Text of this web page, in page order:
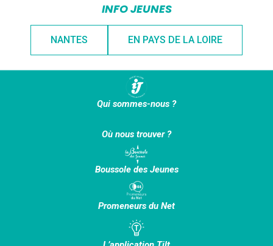
INFO JEUNES
NANTES EN PAYS DE LA LOIRE
Qui sommes-nous ?
Où nous trouver ?
Boussole des Jeunes
Promeneurs du Net